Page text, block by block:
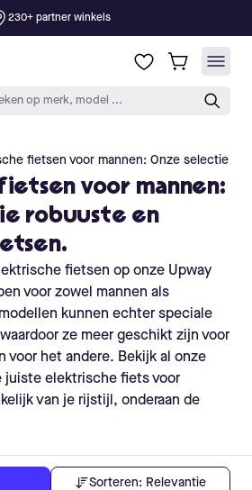
fietsen voor mannen: Onze selectie
voor mannen:
robuuste en
fietsen op onze Upway
voor zowel mannen als
kunnen echter speciale
ze meer geschikt zijn voor
voor het andere. Bekijk al onze
juiste elektrische fiets voor
van je rijstijl, onderaan de
Sorteren: Relevantie